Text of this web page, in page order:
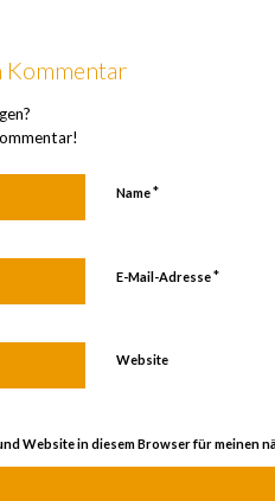
Kommentar
Name*
E-Mail-Adresse*
Website
Website in diesem Browser für meinen